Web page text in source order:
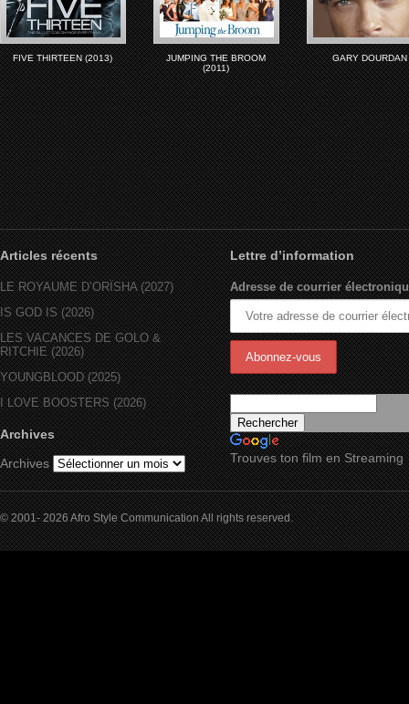
FIVE THIRTEEN (2013)
JUMPING THE BROOM
(2011)
GARY DOURDAN
Articles récents
LE ROYAUME D’ORÏSHA (2027)
IS GOD IS (2026)
LES VACANCES DE GOLO &
RITCHIE (2026)
YOUNGBLOOD (2025)
I LOVE BOOSTERS (2026)
Archives
Archives
Lettre d’information
Adresse de courrier
Trouves ton film en Streaming
© 2001- 2026 Afro Style Communication All rights reserved.